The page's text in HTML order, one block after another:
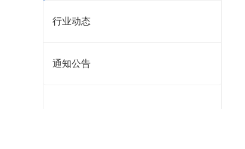
行业动态
通知公告